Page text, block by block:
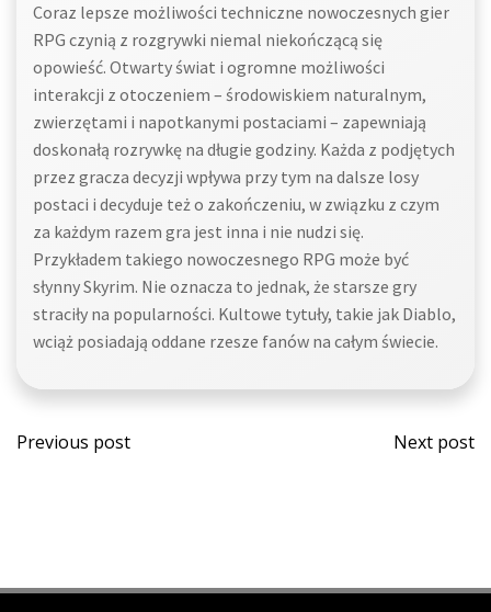
Coraz lepsze możliwości techniczne nowoczesnych gier
RPG czynią z rozgrywki niemal niekończącą się
opowieść. Otwarty świat i ogromne możliwości
interakcji z otoczeniem – środowiskiem naturalnym,
zwierzętami i napotkanymi postaciami – zapewniają
doskonałą rozrywkę na długie godziny. Każda z podjętych
przez gracza decyzji wpływa przy tym na dalsze losy
postaci i decyduje też o zakończeniu, w związku z czym
za każdym razem gra jest inna i nie nudzi się.
Przykładem takiego nowoczesnego RPG może być
słynny Skyrim. Nie oznacza to jednak, że starsze gry
straciły na popularności. Kultowe tytuły, takie jak Diablo,
wciąż posiadają oddane rzesze fanów na całym świecie.
Post
Previous post
Post
Next post